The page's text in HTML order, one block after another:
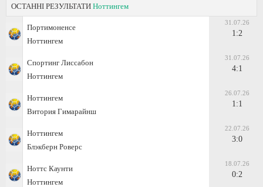
ОСТАННІ РЕЗУЛЬТАТИ Ноттингем
Портимоненсе
Ноттингем
31.07.26
1:2
Спортинг Лиссабон
Ноттингем
31.07.26
4:1
Ноттингем
Витория Гимарайнш
26.07.26
1:1
Ноттингем
Блэкберн Роверс
22.07.26
3:0
Ноттс Каунти
Ноттингем
18.07.26
0:2